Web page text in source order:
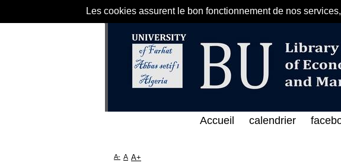
Les cookies assurent le bon fonctionnement de nos
على الخط المباشر لمكتبة كلية العلوم الاقتصادية و
Accueil calendrier
A- A A+